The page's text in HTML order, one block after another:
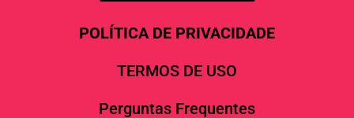
POLÍTICA DE PRIVACIDADE
TERMOS DE USO
Perguntas Frequentes